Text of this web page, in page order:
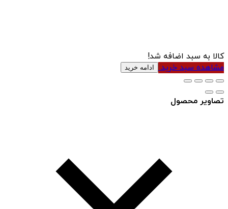
کالا به سبد اضافه شد!
مشاهده سبد خرید ادامه خرید
تصاویر محصول